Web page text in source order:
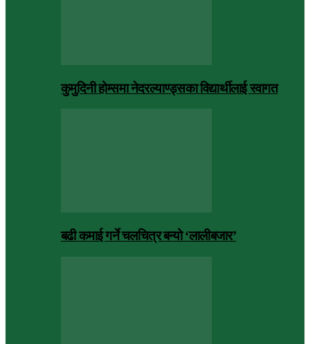
कुमुदिनी होम्समा नेदरल्याण्ड्सका विद्यार्थीलाई स्वागत
बढी कमाई गर्ने चलचित्र बन्यो ‘लालीबजार’